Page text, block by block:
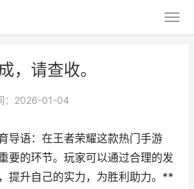
，请查收。
：2026-01-04
导语：在王者荣耀这款热门手游
要的环节。玩家可以通过合理的发
提升自己的实力，为胜利助力。**